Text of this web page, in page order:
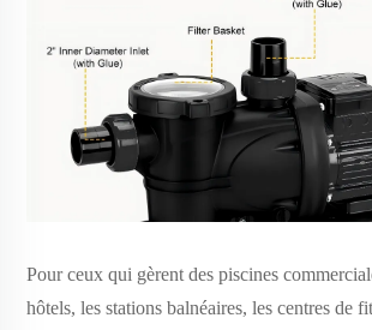
Pour ceux qui gèrent des piscines
hôtels, les stations balnéaires, les centres de